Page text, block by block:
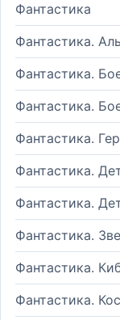
Фантастика
Фантастика.
Фантастика.
Фантастика.
Фантастика.
Фантастика.
Фантастика.
Фантастика.
Фантастика.
Фантастика.